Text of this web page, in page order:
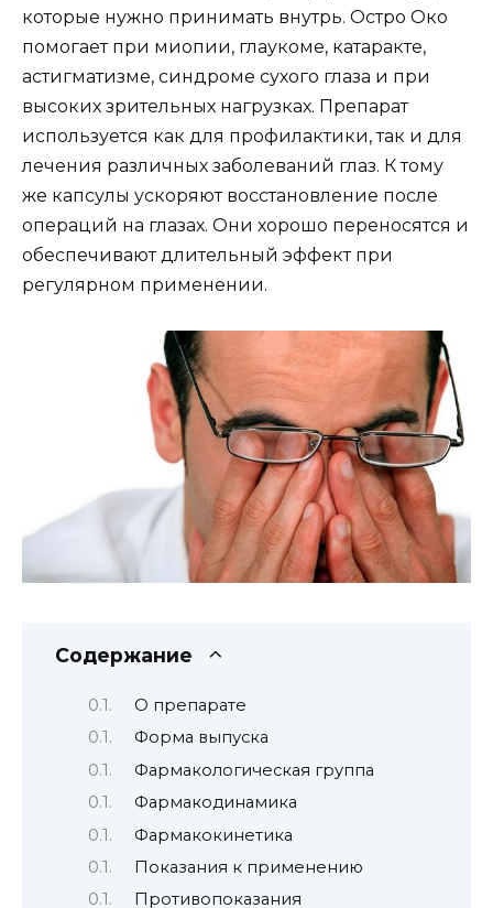
которые нужно принимать внутрь. Остро Око
помогает при миопии, глаукоме, катаракте,
астигматизме, синдроме сухого глаза и при
высоких зрительных нагрузках. Препарат
используется как для профилактики, так и для
лечения различных заболеваний глаз. К тому
же капсулы ускоряют восстановление после
операций на глазах. Они хорошо переносятся и
обеспечивают длительный эффект при
регулярном применении.
Содержание
О препарате
Форма выпуска
Фармакологическая группа
Фармакодинамика
Фармакокинетика
Показания к применению
Противопоказания